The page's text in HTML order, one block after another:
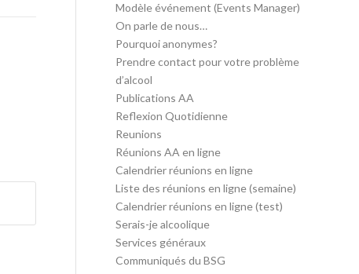
Modèle événement (Events Manager)
On parle de nous…
Pourquoi anonymes?
Prendre contact pour votre problème
d’alcool
Publications AA
Reflexion Quotidienne
Reunions
Réunions AA en ligne
Calendrier réunions en ligne
Liste des réunions en ligne (semaine)
Calendrier réunions en ligne (test)
Serais-je alcoolique
Services généraux
Communiqués du BSG